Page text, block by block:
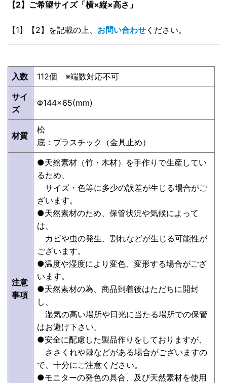
【2】ご希望サイズ「横×縦×高さ」
【1】【2】を記載の上、 お問い合わせ ください。
入数
112個 ※端数対応不可
サイ
ズ
Φ144×65(mm)
材質
松
底：プラスチック（金具止め）
注意
事項
●天然素材（竹・木材）を手作りで生産してい
るため、
サイズ・色等に多少の誤差が生じる場合がご
ざいます。
●天然素材のため、保管状況や気候によって
は、
カビや虫の発生、割れなどが生じる可能性が
ございます。
●温度や湿度により変色、変形する場合がござ
います。
●天然素材の為、商品到着後はただちに開封
し、
湿気の高い場所や日光に当たる場所での保管
はお避け下さい。
●安全に配慮した製品作りをしておりますが、
ささくれや棘などがある場合がございますの
で、十分にご注意ください。
●モニターの発色の具合、及び天然素材を使用